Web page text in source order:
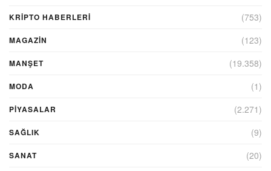
KRIPTO HABERLERI (753)
MAGAZİN (123)
MANŞET (19.358)
MODA (1)
PİYASALAR (2.271)
SAĞLIK (9)
SANAT (20)